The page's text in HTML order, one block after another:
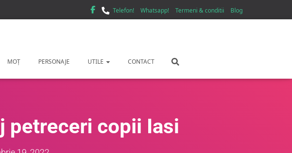
Telefon! Whatsapp! Termeni & conditii Blog
MOȚ PERSONAJE UTILE CONTACT
petreceri copii Iasi